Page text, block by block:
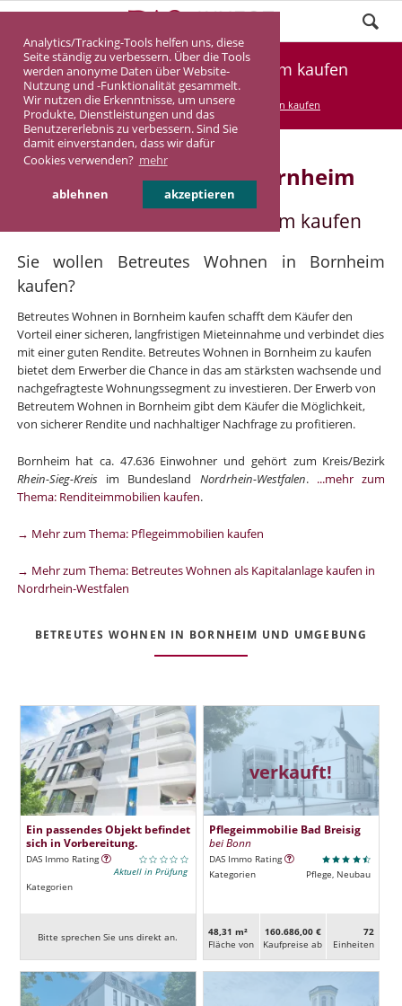
Analytics/Tracking-Tools helfen uns, diese
Seite ständig zu verbessern. Über die Tools
werden anonyme Daten über Website-
Nutzung und -Funktionalität gesammelt.
Wir nutzen die Erkenntnisse, um unsere
Produkte, Dienstleistungen und das
Benutzererlebnis zu verbessern. Sind Sie
damit einverstanden, dass wir dafür
Cookies verwenden? mehr
ablehnen akzeptieren
Betreutes Wohnen in Bornheim kaufen
DASINVEST Service Betreutes Wohnen kaufen
Betreutes Wohnen in Bornheim
Betreutes Wohnen in Bornheim kaufen
Sie wollen Betreutes Wohnen in Bornheim
kaufen?
Betreutes Wohnen in Bornheim kaufen schafft dem Käufer den
Vorteil einer sicheren, langfristigen Mieteinnahme und verbindet dies
mit einer guten Rendite. Betreutes Wohnen in Bornheim zu kaufen
bietet dem Erwerber die Chance in das am stärksten wachsende und
nachgefragteste Wohnungssegment zu investieren. Der Erwerb von
Betreutem Wohnen in Bornheim gibt dem Käufer die Möglichkeit,
von sicherer Rendite und nachhaltiger Nachfrage zu profitieren.
Bornheim hat ca. 47.636 Einwohner und gehört zum Kreis/Bezirk
Rhein-Sieg-Kreisim Bundesland Nordrhein-Westfalen. ...mehr zum
Thema: Renditeimmobilien kaufen.
→ Mehr zum Thema: Pflegeimmobilien kaufen
→ Mehr zum Thema: Betreutes Wohnen als Kapitalanlage kaufen in
Nordrhein-Westfalen
BETREUTES WOHNEN IN BORNHEIM UND UMGEBUNG
Ein passendes Objekt befindet
sich in Vorbereitung.
DAS Immo Rating
Aktuell in Prüfung
Kategorien
Bitte sprechen Sie uns direkt an.
verkauft!
Pflegeimmobilie Bad Breisig
bei Bonn
DAS Immo Rating
Kategorien
Pflege, Neubau
48,31 m²
Fläche von
160.686,00 €
Kaufpreise ab
72
Ein­heiten